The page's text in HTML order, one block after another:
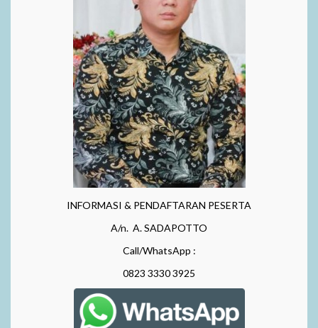
INFORMASI & PENDAFTARAN PESERTA
A/n. A. SADAPOTTO
Call/WhatsApp :
0823 3330 3925